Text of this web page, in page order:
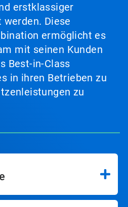
erstklassiger
Diese
ermöglicht es
mit seinen Kunden
Best-in-Class
in ihren Betrieben zu
zu